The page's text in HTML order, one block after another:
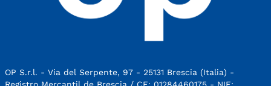
OP S.r.l. - Via del Serpente, 97 - 25131 Brescia (Italia) -